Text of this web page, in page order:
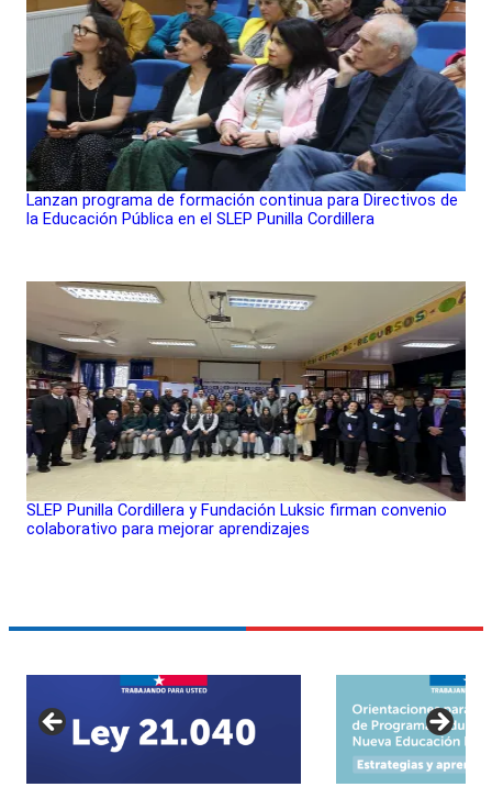
Lanzan programa de formación continua para Directivos de
la Educación Pública en el SLEP Punilla Cordillera
SLEP Punilla Cordillera y Fundación Luksic firman convenio
colaborativo para mejorar aprendizajes